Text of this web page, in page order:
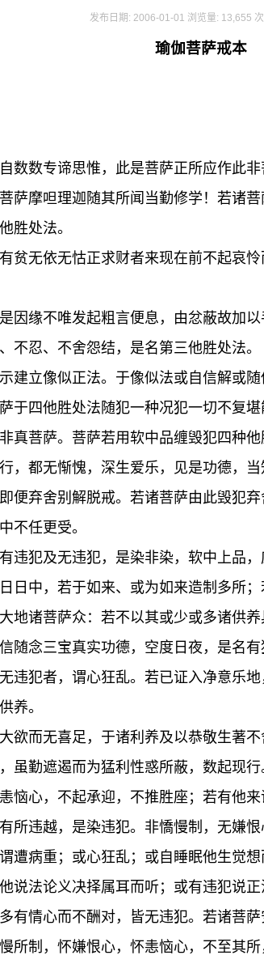
发布日期: 2006-01-01 浏览量: 13,655
瑜伽菩萨戒本
数数专谛思惟，此是菩萨正所应作此
萨摩呾理迦随其所闻当勤修学！若诸
胜处法。
贫无依无怙正求财者来现在前不起哀
因缘不唯发起粗言便息，由忿蔽故加
不忍、不舍怨结，是名第三他胜处法。
建立像似正法。于像似法或自信解或随
于四他胜处法随犯一种况犯一切不复
真菩萨。菩萨若用软中品缠毁犯四种
，都无惭愧，深生爱乐，见是功德，
便弃舍别解脱戒。若诸菩萨由此毁犯
不任更受。
违犯及无违犯，是染非染，软中上品，
日中，若于如来、或为如来造制多所
地诸菩萨众：若不以其或少或多诸供
随念三宝真实功德，空度日夜，是名
违犯者，谓心狂乱。若已证入净意乐
养。
欲而无喜足，于诸利养及以恭敬生著
虽勤遮遏而为猛利性惑所蔽，数起现
恼心，不起承迎，不推胜座；若有他
所违越，是染违犯。非憍慢制，无嫌
遭病重；或心狂乱；或自睡眠他生觉
说法论义决择属耳而听；或有违犯说
有情心而不酬对，皆无违犯。若诸菩
所制，怀嫌恨心，怀恚恼心，不至其